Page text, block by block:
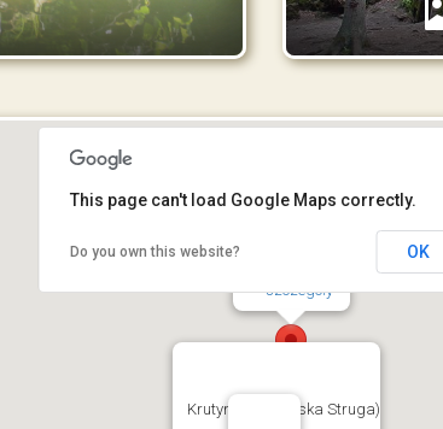
Krutynia (Krutyńska Struga)
szczegóły
This page can't load Google Maps correctly.
Do you own this website? OK